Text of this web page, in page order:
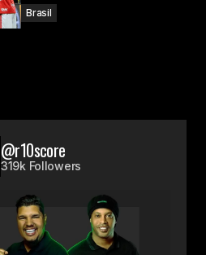
Brasil
@r10score
319k Followers